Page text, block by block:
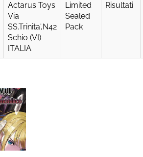
Actarus Toys
Via
SS.Trinita',N42
Schio (VI)
ITALIA
Limited
Sealed
Pack
Risultati